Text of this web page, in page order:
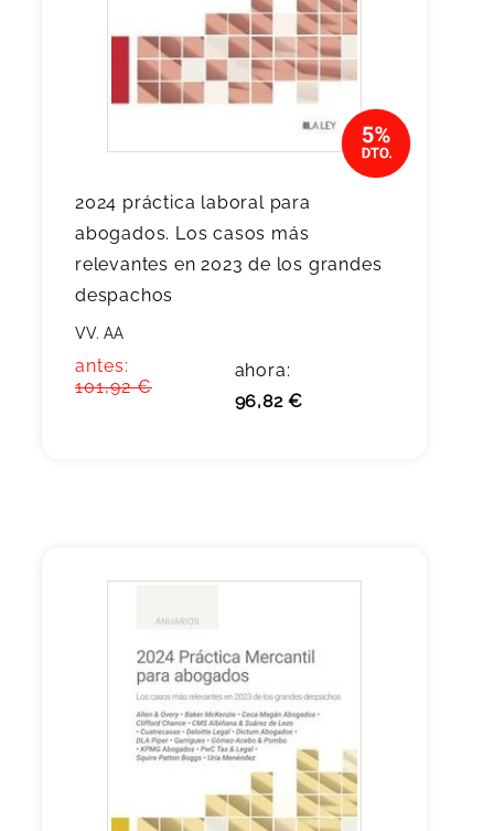
2024 práctica laboral para
abogados. Los casos más
relevantes en 2023 de los grandes
despachos
VV. AA
antes:
101,92 €
ahora:
96,82 €